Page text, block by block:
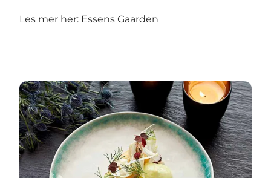
Les mer her: Essens Gaarden